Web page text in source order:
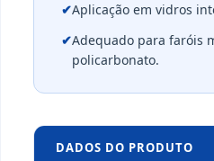
✔Aplicação em vidros
✔Adequado para faróis
policarbonato.
DADOS DO PRODUTO